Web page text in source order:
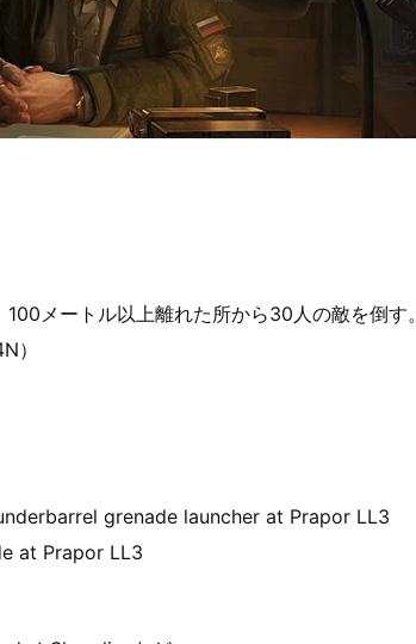
メートル以上離れた所から30人の敵を倒す。
）
grenade launcher at Prapor LL3
at Prapor LL3